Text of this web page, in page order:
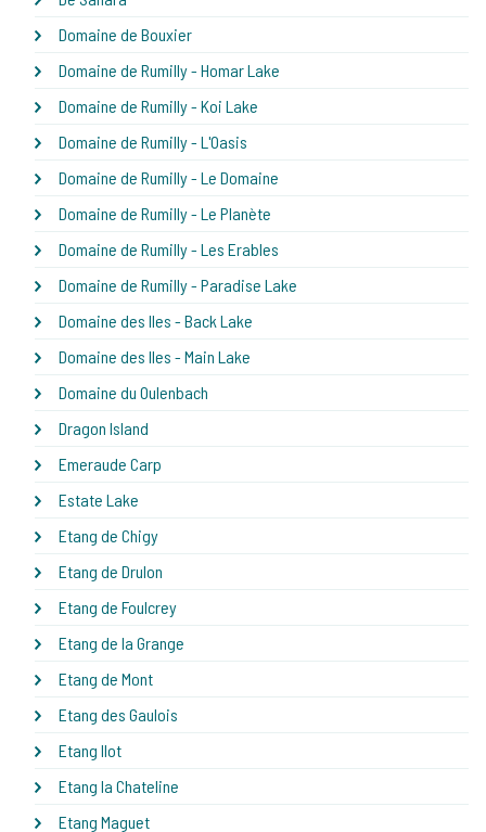
Domaine de Bouxier
Domaine de Rumilly - Homar Lake
Domaine de Rumilly - Koi Lake
Domaine de Rumilly - L'Oasis
Domaine de Rumilly - Le Domaine
Domaine de Rumilly - Le Planète
Domaine de Rumilly - Les Erables
Domaine de Rumilly - Paradise Lake
Domaine des Iles - Back Lake
Domaine des Iles - Main Lake
Domaine du Oulenbach
Dragon Island
Emeraude Carp
Estate Lake
Etang de Chigy
Etang de Drulon
Etang de Foulcrey
Etang de la Grange
Etang de Mont
Etang des Gaulois
Etang Ilot
Etang la Chateline
Etang Maguet